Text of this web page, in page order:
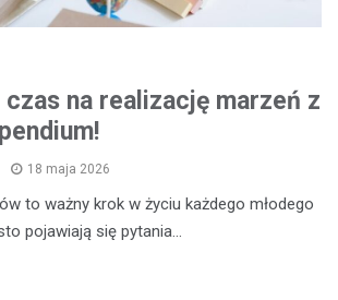
na realizację marzeń z
18 maja 2026
to ważny krok w życiu każdego młodego
pojawiają się pytania…